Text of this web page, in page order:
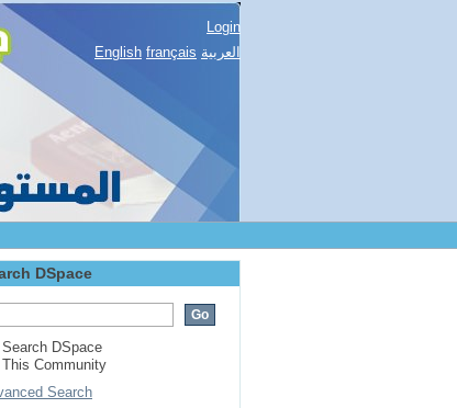
Login
English français العربية
DSpace
Search DSpace
This Community
Search